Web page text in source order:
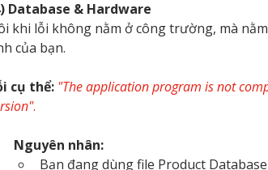
Database & Hardware
khi lỗi không nằm ở công trường, mà
của bạn.
cụ thể: "The application program is not
.
Nguyên nhân:
Bạn đang dùng file Product